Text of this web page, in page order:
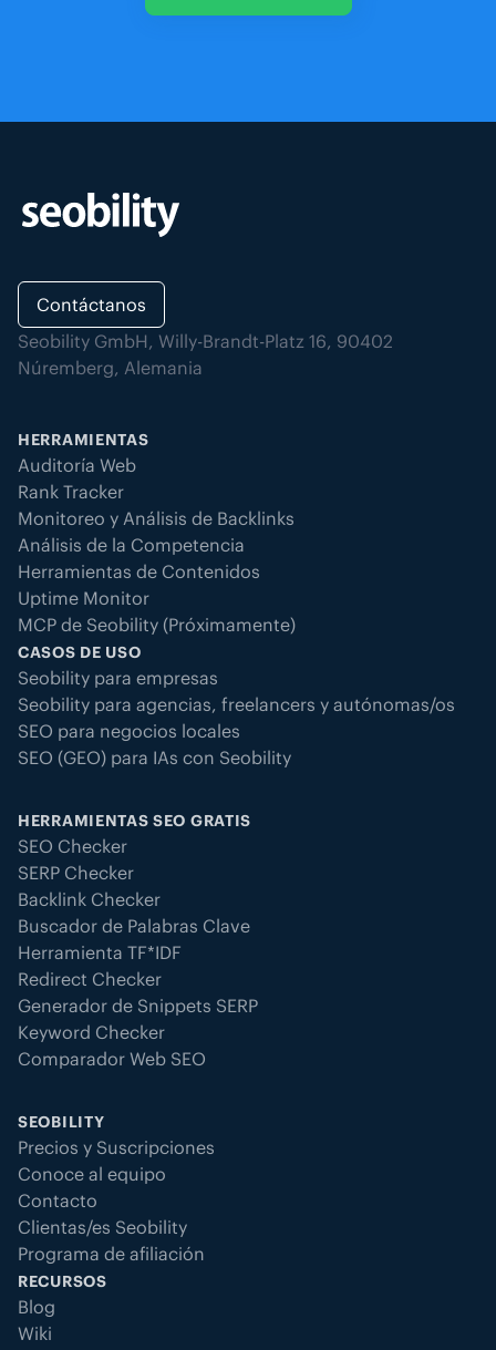
Contáctanos
Seobility GmbH, Willy-Brandt-Platz 16, 90402
Núremberg, Alemania
HERRAMIENTAS
Auditoría Web
Rank Tracker
Monitoreo y Análisis de Backlinks
Análisis de la Competencia
Herramientas de Contenidos
Uptime Monitor
MCP de Seobility (Próximamente)
CASOS DE USO
Seobility para empresas
Seobility para agencias, freelancers y autónomas/os
SEO para negocios locales
SEO (GEO) para IAs con Seobility
HERRAMIENTAS SEO GRATIS
SEO Checker
SERP Checker
Backlink Checker
Buscador de Palabras Clave
Herramienta TF*IDF
Redirect Checker
Generador de Snippets SERP
Keyword Checker
Comparador Web SEO
SEOBILITY
Precios y Suscripciones
Conoce al equipo
Contacto
Clientas/es Seobility
Programa de afiliación
RECURSOS
Blog
Wiki